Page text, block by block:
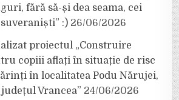
fără să-și dea seama, cei
:) 26/06/2026
proiectul „Construire
copiii aflați în situație de risc
în localitatea Podu Nărujei,
Vrancea” 24/06/2026